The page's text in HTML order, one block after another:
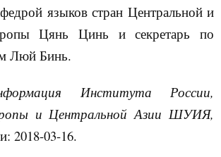
языков стран Центральной и
Цянь Цинь и секретарь по
Люй Бинь.
Института России,
и Центральной Азии ШУИЯ,
2018-03-16.